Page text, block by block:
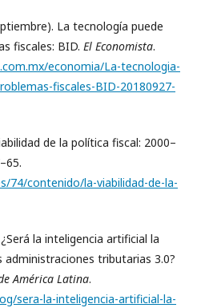
La tecnología puede
fiscales: BID. El Economista.
economia/La-tecnologia-
fiscales-BID-20180927-
de la política fiscal: 2000–
74/contenido/la-viabilidad-de-la-
la inteligencia artificial la
tributarias 3.0?
América Latina.
sera-la-inteligencia-artificial-la-